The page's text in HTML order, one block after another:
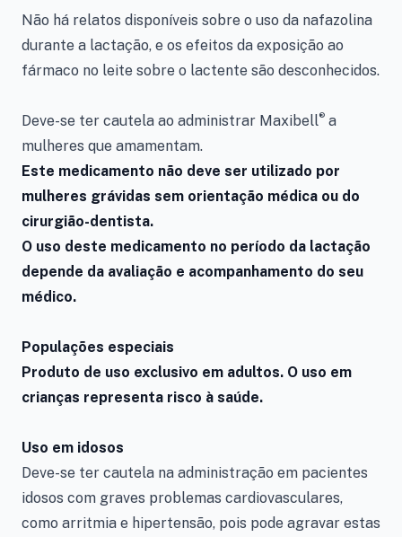
Não há relatos disponíveis sobre o uso da nafazolina
durante a lactação, e os efeitos da exposição ao
fármaco no leite sobre o lactente são desconhecidos.
Deve-se ter cautela ao administrar Maxibell® a
mulheres que amamentam.
Este medicamento não deve ser utilizado por
mulheres grávidas sem orientação médica ou do
cirurgião-dentista.
O uso deste medicamento no período da lactação
depende da avaliação e acompanhamento do seu
médico.
Populações especiais
Produto de uso exclusivo em adultos. O uso em
crianças representa risco à saúde.
Uso em idosos
Deve-se ter cautela na administração em pacientes
idosos com graves problemas cardiovasculares,
como arritmia e hipertensão, pois pode agravar estas